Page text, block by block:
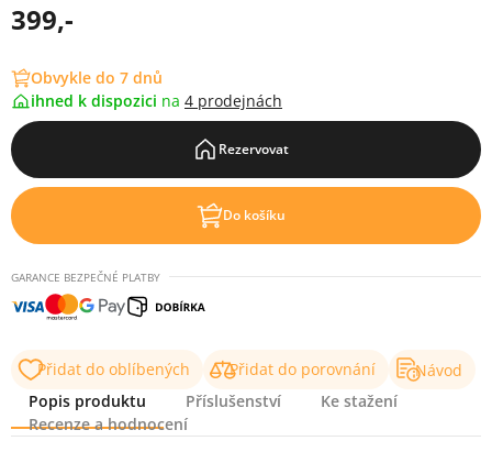
399,-
Obvykle do 7 dnů
ihned k dispozici na 4 prodejnách
Rezervovat
Do košíku
GARANCE BEZPEČNÉ PLATBY
Přidat do oblíbených Přidat do porovnání
Návod
Popis produktu
Příslušenství
Ke stažení
Recenze a hodnocení